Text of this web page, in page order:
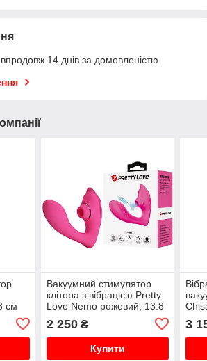
14 днів за домовленістю
см
Вакуумний стимулятор
клітора з вібрацією Pretty
Love Nemo рожевий, 13.8
2 250₴
Купити
х
3